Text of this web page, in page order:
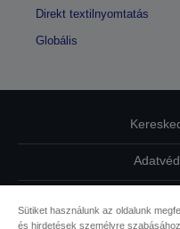
Direkt textilnyomtatás
Globális
Sütiket használunk az oldalunk
és hirdetések személyre